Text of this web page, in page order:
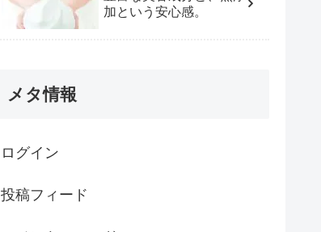
加という安心感。
メタ情報
ログイン
投稿フィード